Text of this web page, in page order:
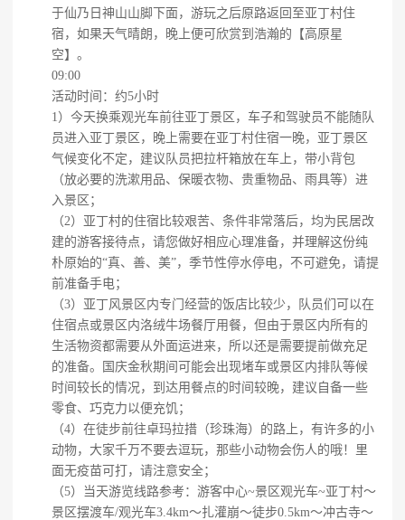
于仙乃日神山山脚下面，游玩之后原路返回至亚丁村住
宿，如果天气晴朗，晚上便可欣赏到浩瀚的【高原星
空】。
09:00
活动时间：约5小时
1）今天换乘观光车前往亚丁景区，车子和驾驶员不能随队
员进入亚丁景区，晚上需要在亚丁村住宿一晚，亚丁景区
气候变化不定，建议队员把拉杆箱放在车上，带小背包
（放必要的洗漱用品、保暖衣物、贵重物品、雨具等）进
入景区；
（2）亚丁村的住宿比较艰苦、条件非常落后，均为民居改
建的游客接待点，请您做好相应心理准备，并理解这份纯
朴原始的“真、善、美”，季节性停水停电，不可避免，请提
前准备手电；
（3）亚丁风景区内专门经营的饭店比较少，队员们可以在
住宿点或景区内洛绒牛场餐厅用餐，但由于景区内所有的
生活物资都需要从外面运进来，所以还是需要提前做充足
的准备。国庆金秋期间可能会出现堵车或景区内排队等候
时间较长的情况，到达用餐点的时间较晚，建议自备一些
零食、巧克力以便充饥；
（4）在徒步前往卓玛拉措（珍珠海）的路上，有许多的小
动物，大家千万不要去逗玩，那些小动物会伤人的哦！里
面无疫苗可打，请注意安全；
（5）当天游览线路参考：游客中心~景区观光车~亚丁村～
景区摆渡车/观光车3.4km～扎灌崩～徒步0.5km～冲古寺～